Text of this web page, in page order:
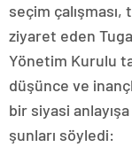
seçim
ziyaret eden
Yönetim Kurulu
düşünce ve
bir siyasi
şunları söyledi: